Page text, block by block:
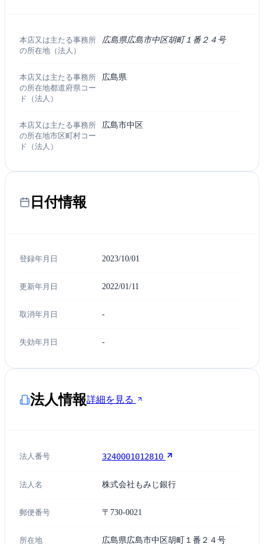
本店又は主たる事務所
の所在地（法人）
広島県広島市中区胡町１番２４号
本店又は主たる事務所
の所在地都道府県コー
ド（法人）
広島県
本店又は主たる事務所
の所在地市区町村コー
ド（法人）
広島市中区
日付情報
登録年月日 2023/10/01
更新年月日 2022/01/11
取消年月日 -
失効年月日 -
法人情報詳細を見る
法人番号 3240001012810
法人名 株式会社もみじ銀行
郵便番号 〒730-0021
所在地 広島県広島市中区胡町１番２４号